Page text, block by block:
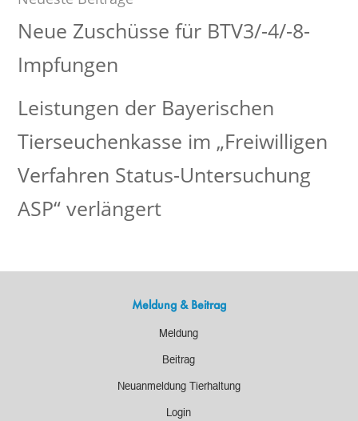
Neue Zuschüsse für BTV3/-4/-8-
Impfungen
Leistungen der Bayerischen
Tierseuchenkasse im „Freiwilligen
Verfahren Status-Untersuchung
ASP“ verlängert
Meldung & Beitrag
Meldung
Beitrag
Neuanmeldung Tierhaltung
Login